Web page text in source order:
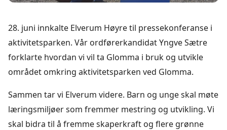
28. juni innkalte Elverum Høyre til pressekonferanse i
aktivitetsparken. Vår ordførerkandidat Yngve Sætre
forklarte hvordan vi vil ta Glomma i bruk og utvikle
området omkring aktivitetsparken ved Glomma.
Sammen tar vi Elverum videre. Barn og unge skal møte
læringsmiljøer som fremmer mestring og utvikling. Vi
skal bidra til å fremme skaperkraft og flere grønne